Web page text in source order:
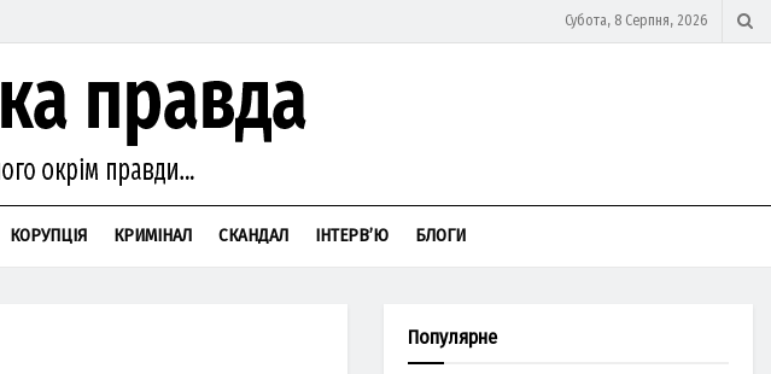
Субота, 8 Серпня, 2026
КОРУПЦІЯ КРИМІНАЛ СКАНДАЛ ІНТЕРВ’Ю БЛОГИ
Популярне